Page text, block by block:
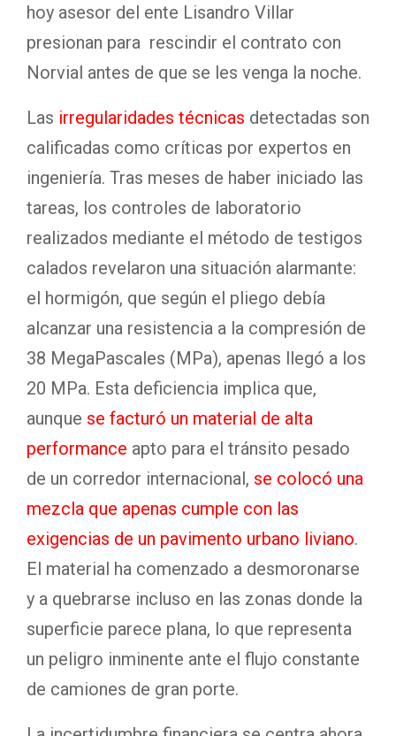
hoy asesor del ente Lisandro Villar
presionan para rescindir el contrato con
Norvial antes de que se les venga la noche.
Las irregularidades técnicas detectadas son
calificadas como críticas por expertos en
ingeniería. Tras meses de haber iniciado las
tareas, los controles de laboratorio
realizados mediante el método de testigos
calados revelaron una situación alarmante:
el hormigón, que según el pliego debía
alcanzar una resistencia a la compresión de
38 MegaPascales (MPa), apenas llegó a los
20 MPa. Esta deficiencia implica que,
aunque se facturó un material de alta
performance apto para el tránsito pesado
de un corredor internacional, se colocó una
mezcla que apenas cumple con las
exigencias de un pavimento urbano liviano.
El material ha comenzado a desmoronarse
y a quebrarse incluso en las zonas donde la
superficie parece plana, lo que representa
un peligro inminente ante el flujo constante
de camiones de gran porte.